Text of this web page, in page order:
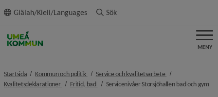
innehållet
Giälah/Kieli/Languages Sök
MENY
Startsida Kommun och politik nivå i brödsmulenavigeringen
Service och kvalitetsarbete nivå i
Kvalitetsdeklarationer nivå i brödsmulenavigeringen
Fritid, bad nivå i brödsmulenavigeringen
Servicenivåer Storsjöhallen bad och gym